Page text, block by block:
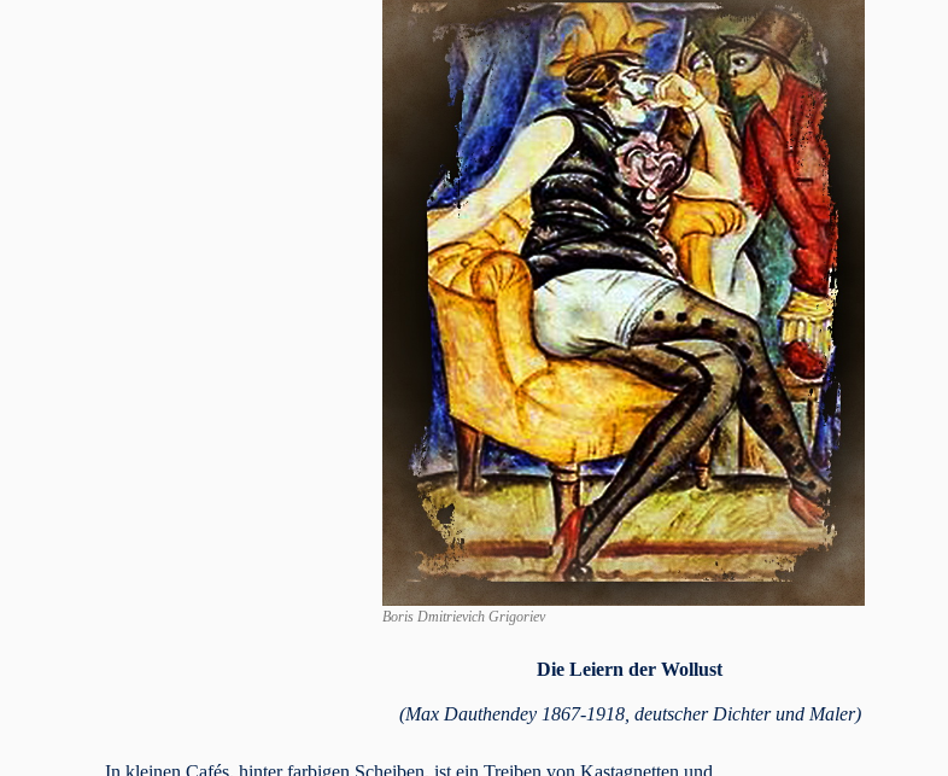
Boris Dmitrievich Grigoriev
Die Leiern der Wollust
(Max Dauthendey 1867-1918, deutscher Dichter und Maler)
In kleinen Cafés, hinter farbigen Scheiben, ist ein Treiben von Kastagnetten und